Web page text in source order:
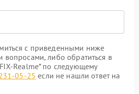
с приведенными ниже
вопросами, либо обратиться в
Realme” по следующему
05-25 если не нашли ответ на